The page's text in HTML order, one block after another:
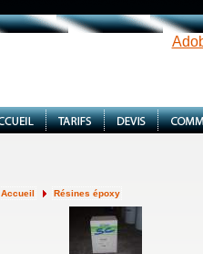
Accueil Résines époxy